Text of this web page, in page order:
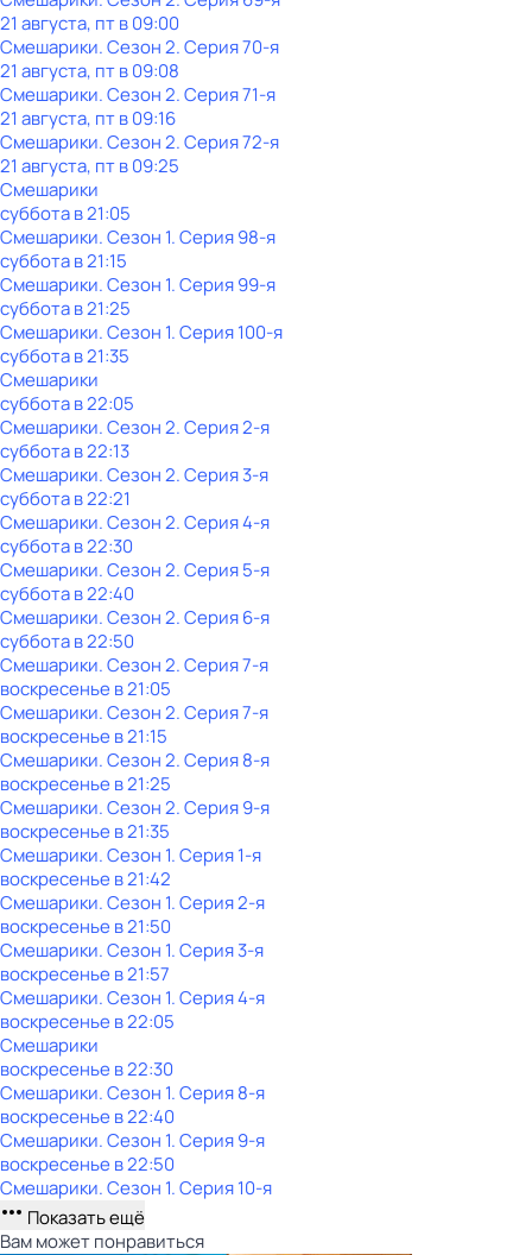
21 августа, пт в 09:00
Смешарики. Сезон 2. Серия 70-я
21 августа, пт в 09:08
Смешарики. Сезон 2. Серия 71-я
21 августа, пт в 09:16
Смешарики. Сезон 2. Серия 72-я
21 августа, пт в 09:25
Смешарики
субботав21:05
Смешарики. Сезон 1. Серия 98-я
субботав21:15
Смешарики. Сезон 1. Серия 99-я
субботав21:25
Смешарики. Сезон 1. Серия 100-я
субботав21:35
Смешарики
субботав22:05
Смешарики. Сезон 2. Серия 2-я
субботав22:13
Смешарики. Сезон 2. Серия 3-я
субботав22:21
Смешарики. Сезон 2. Серия 4-я
субботав22:30
Смешарики. Сезон 2. Серия 5-я
субботав22:40
Смешарики. Сезон 2. Серия 6-я
субботав22:50
Смешарики. Сезон 2. Серия 7-я
воскресенье в21:05
Смешарики. Сезон 2. Серия 7-я
воскресенье в21:15
Смешарики. Сезон 2. Серия 8-я
воскресенье в21:25
Смешарики. Сезон 2. Серия 9-я
воскресенье в21:35
Смешарики. Сезон 1. Серия 1-я
воскресенье в21:42
Смешарики. Сезон 1. Серия 2-я
воскресенье в21:50
Смешарики. Сезон 1. Серия 3-я
воскресенье в21:57
Смешарики. Сезон 1. Серия 4-я
воскресенье в22:05
Смешарики
воскресенье в22:30
Смешарики. Сезон 1. Серия 8-я
воскресенье в22:40
Смешарики. Сезон 1. Серия 9-я
воскресенье в22:50
Смешарики. Сезон 1. Серия 10-я
Показать ещё
Вам может понравиться